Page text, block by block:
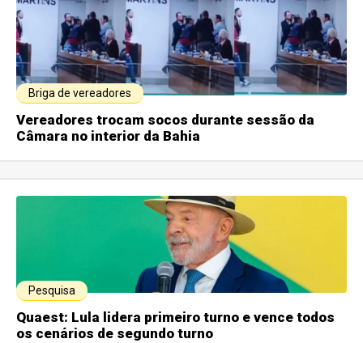
Briga de vereadores
Vereadores trocam socos durante sessão da
Câmara no interior da Bahia
Pesquisa
Quaest: Lula lidera primeiro turno e vence todos
os cenários de segundo turno